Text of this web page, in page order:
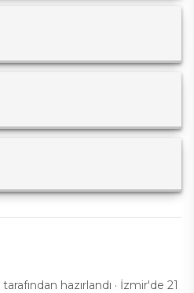
tarafından hazırlandı · İzmir'de 21